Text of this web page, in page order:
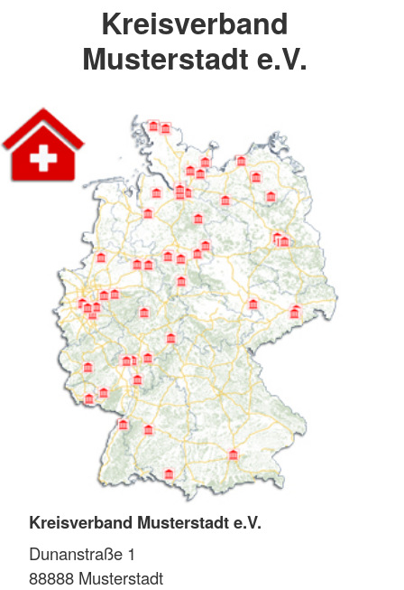
Kreisverband
Musterstadt e.V.
Kreisverband Musterstadt e.V.
Dunanstraße 1
88888 Musterstadt